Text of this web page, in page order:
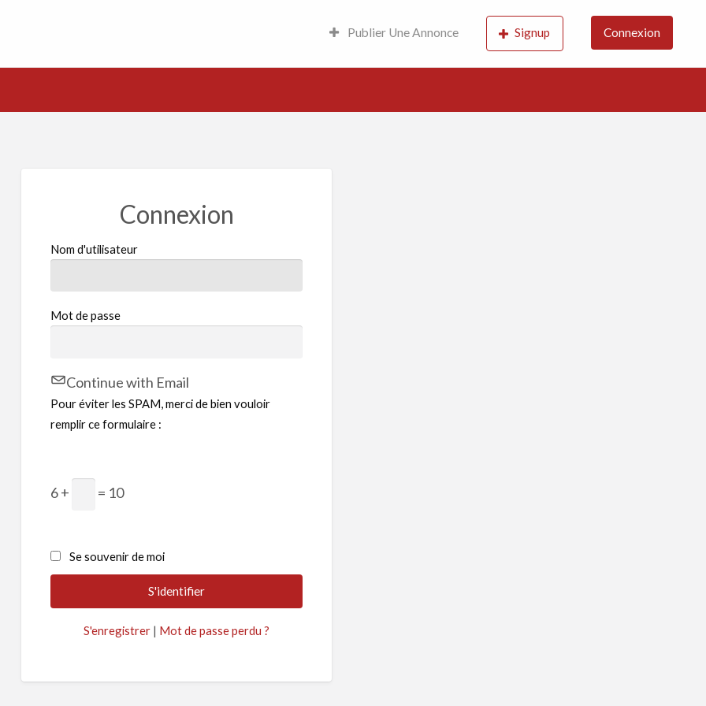
Publier Une Annonce Signup Connexion
Connexion
Nom d'utilisateur
Mot de passe
Continue with Email
Pour éviter les SPAM, merci de bien vouloir
remplir ce formulaire :
6 + = 10
Se souvenir de moi
S'enregistrer | Mot de passe perdu ?